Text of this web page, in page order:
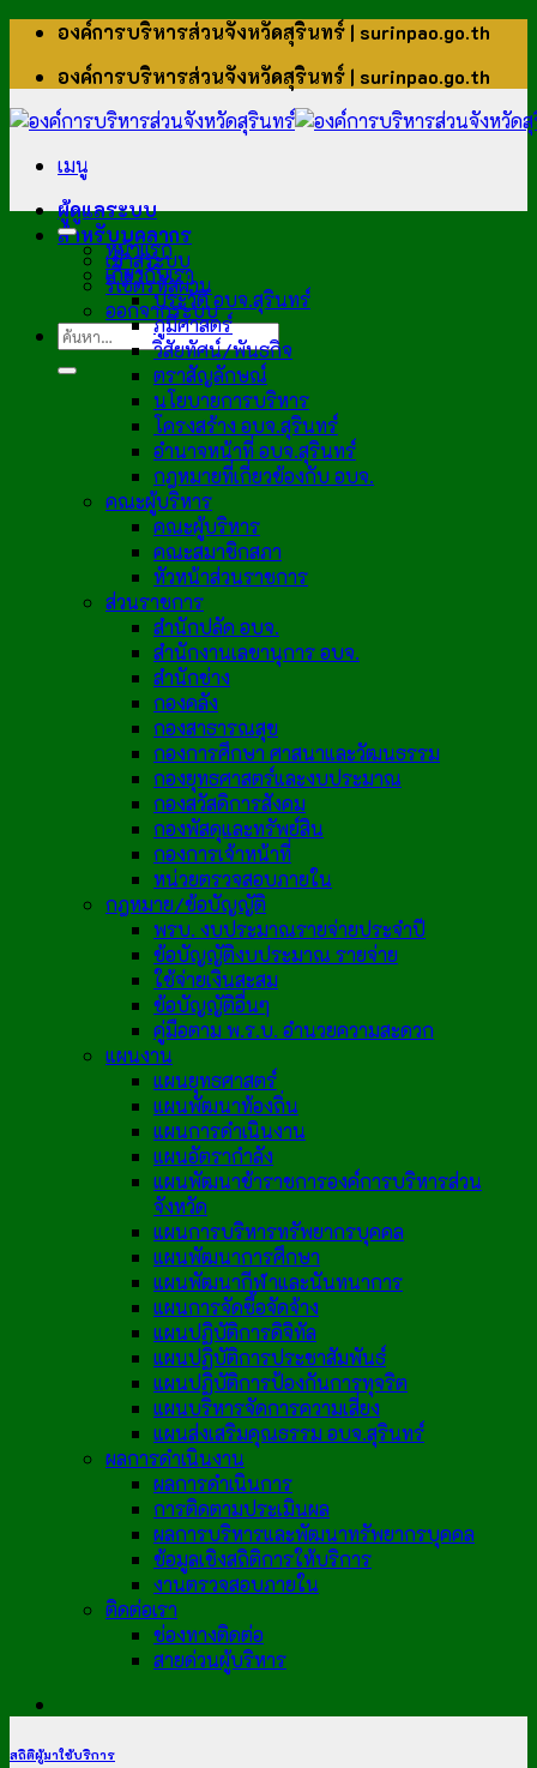
ข้าม
เนื้อหา
องค์การบริหารส่วนจังหวัดสุรินทร์ | surinpao.go.th
องค์การบริหารส่วนจังหวัดสุรินทร์ | surinpao.go.th
เมนู
ผู้ดูแลระบบ
สำหรับบุคลากร
เข้าสู่ระบบ
รีเซ็ตรหัสผ่าน
ออกจากระบบ
หน้าแรก
เกี่ยวกับเรา
ประวัติ อบจ.สุรินทร์
ภูมิศาสตร์
วิสัยทัศน์/พันธกิจ
ตราสัญลักษณ์
นโยบายการบริหาร
โครงสร้าง อบจ.สุรินทร์
อำนาจหน้าที่ อบจ.สุรินทร์
กฎหมายที่เกี่ยวข้องกับ อบจ.
คณะผู้บริหาร
คณะผู้บริหาร
คณะสมาชิกสภา
หัวหน้าส่วนราชการ
ส่วนราชการ
สำนักปลัด อบจ.
สำนักงานเลขานุการ อบจ.
สำนักช่าง
กองคลัง
กองสาธารณสุข
กองการศึกษา ศาสนาและวัฒนธรรม
กองยุทธศาสตร์และงบประมาณ
กองสวัสดิการสังคม
กองพัสดุและทรัพย์สิน
กองการเจ้าหน้าที่
หน่วยตรวจสอบภายใน
กฎหมาย/ข้อบัญญัติ
พรบ. งบประมาณรายจ่ายประจำปี
ข้อบัญญัติงบประมาณ รายจ่าย
ใช้จ่ายเงินสะสม
ข้อบัญญัติอื่นๆ
คู่มือตาม พ.ร.บ. อำนวยความสะดวก
แผนงาน
แผนยุทธศาสตร์
แผนพัฒนาท้องถิ่น
แผนการดำเนินงาน
แผนอัตรากำลัง
แผนพัฒนาข้าราชการองค์การบริหารส่วน
จังหวัด
แผนการบริหารทรัพยากรบุคคล
แผนพัฒนาการศึกษา
แผนพัฒนากีฬาและนันทนาการ
แผนการจัดซื้อจัดจ้าง
แผนปฏิบัติการดิจิทัล
แผนปฏิบัติการประชาสัมพันธ์
แผนปฏิบัติการป้องกันการทุจริต
แผนบริหารจัดการความเสี่ยง
แผนส่งเสริมคุณธรรม อบจ.สุรินทร์
ผลการดำเนินงาน
ผลการดำเนินการ
การติดตามประเมินผล
ผลการบริหารและพัฒนาทรัพยากรบุคคล
ข้อมูลเชิงสถิติการให้บริการ
งานตรวจสอบภายใน
ติดต่อเรา
ช่องทางติดต่อ
สายด่วนผู้บริหาร
สถิติผู้มาใช้บริการ